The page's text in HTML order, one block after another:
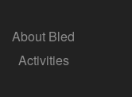
About Bled
Activities